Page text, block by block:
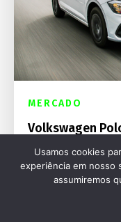
MERCADO
Volkswagen
Usamos cookies
experiência em nosso
assumiremos